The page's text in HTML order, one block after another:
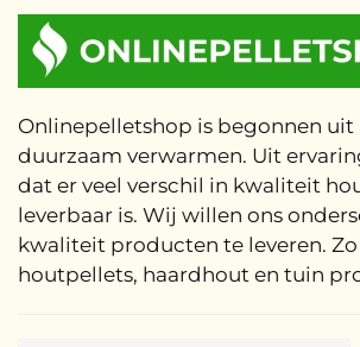
Onlinepelletshop is begonnen uit
duurzaam verwarmen. Uit
dat er veel verschil in kwaliteit
leverbaar is. Wij willen ons
kwaliteit producten te leveren.
houtpellets, haardhout en tuin